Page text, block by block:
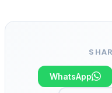
WhatsApp